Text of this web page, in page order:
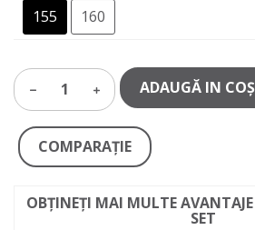
155
160
1 ADAUGĂ IN COŞ
COMPARAŢIE
OBȚINEȚI MAI MULTE
SET